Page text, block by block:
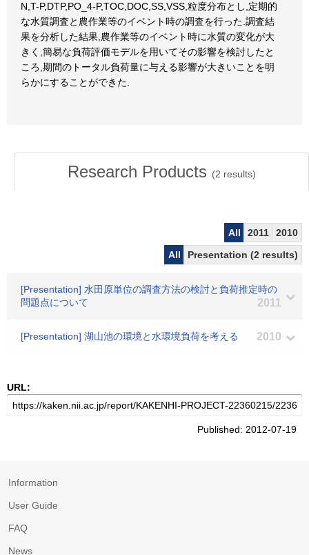
N,T-P,DTP,PO_4-P,TOC,DOC,SS,VSS,粒度分布とし,定期的
な水質調査と農作業等のイベント時の調査を行った.調査結
果を分析した結果,農作業等のイベント時に水質の変化が大
きく,簡易な負荷評価モデルを用いてその影響を検討したと
ころ,期間のトータル負荷量に与える影響が大きいことを明
らかにすることができた.
Research Products (2 results)
All 2011
2010
All
Presentation (2 results)
[Presentation] 水田原単位の調査方法の検討と負荷推定時の
問題点について
2011
[Presentation] 湖山池の環境と水環境負荷を考える 2010
URL:
Published: 2012-07-19
Information
User Guide
FAQ
News